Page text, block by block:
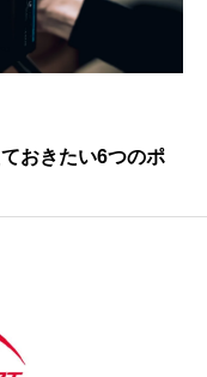
おきたい6つのポ